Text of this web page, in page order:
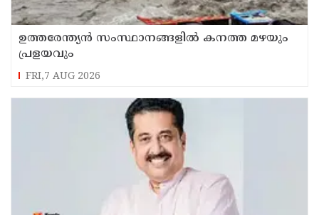
ഉത്തരേന്ത്യൻ സംസ്ഥാനങ്ങളിൽ കനത്ത മഴയും
പ്രളയവും
FRI,7 AUG 2026